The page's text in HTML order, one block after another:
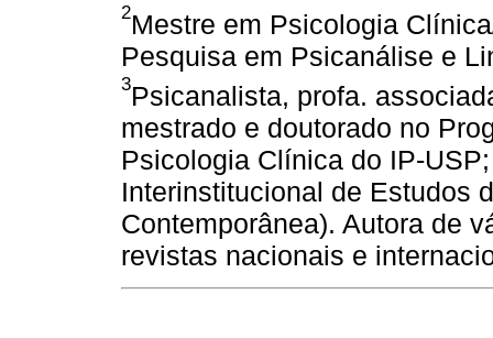
2Mestre em Psicologia
Pesquisa em Psicanálise e
3Psicanalista, profa.
mestrado e doutorado no
Psicologia Clínica do IP-
Interinstitucional de Estudos
Contemporânea). Autora de
revistas nacionais e